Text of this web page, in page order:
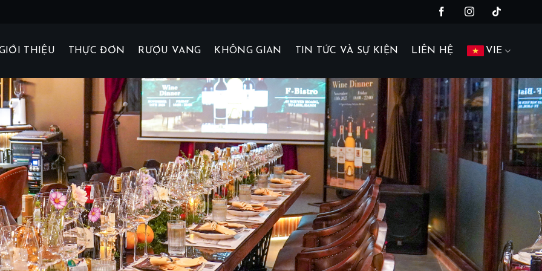
THIỆU THỰC ĐƠN RƯỢU VANG KHÔNG GIAN TIN TỨC VÀ SỰ KIỆN LIÊN HỆ VIE